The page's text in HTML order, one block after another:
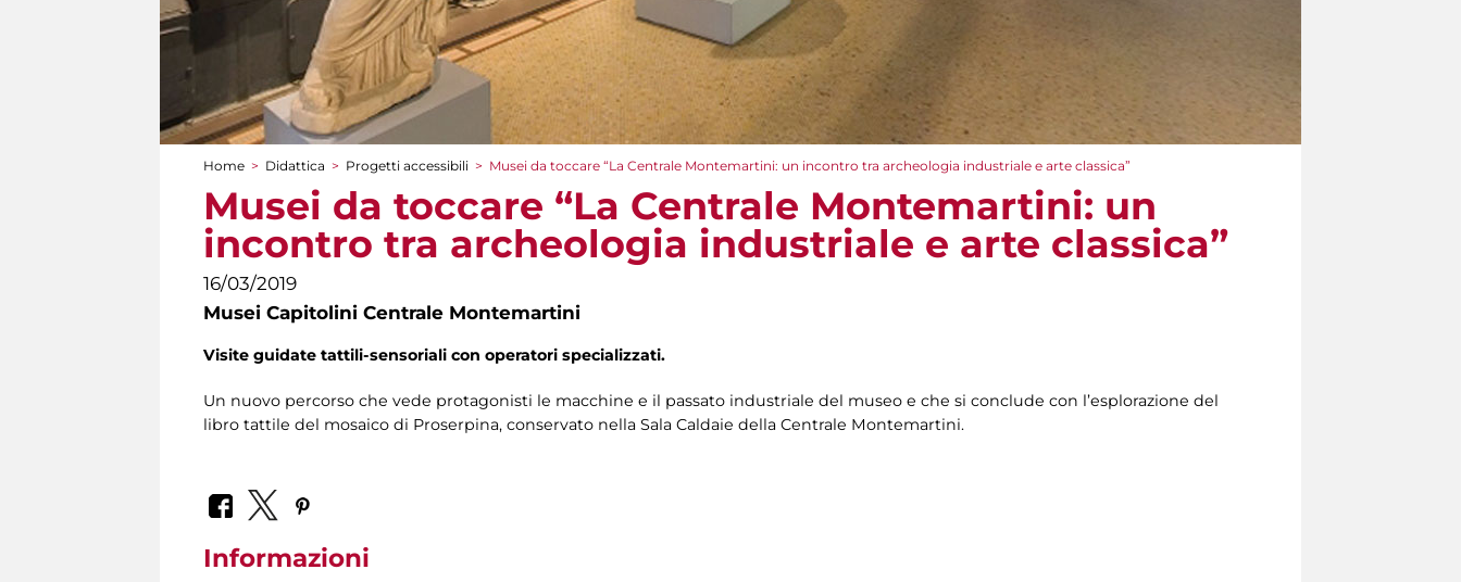
Tu sei qui
Home > Didattica > Progetti accessibili > Musei da toccare “La Centrale Montemartini: un incontro tra archeologia industriale e arte classica”
Musei da toccare “La Centrale Montemartini: un
incontro tra archeologia industriale e arte classica”
16/03/2019
Musei Capitolini Centrale Montemartini
Visite guidate tattili-sensoriali con operatori specializzati.
Un nuovo percorso che vede protagonisti le macchine e il passato industriale del museo e che si conclude con l’esplorazione del
libro tattile del mosaico di Proserpina, conservato nella Sala Caldaie della Centrale Montemartini.
Informazioni